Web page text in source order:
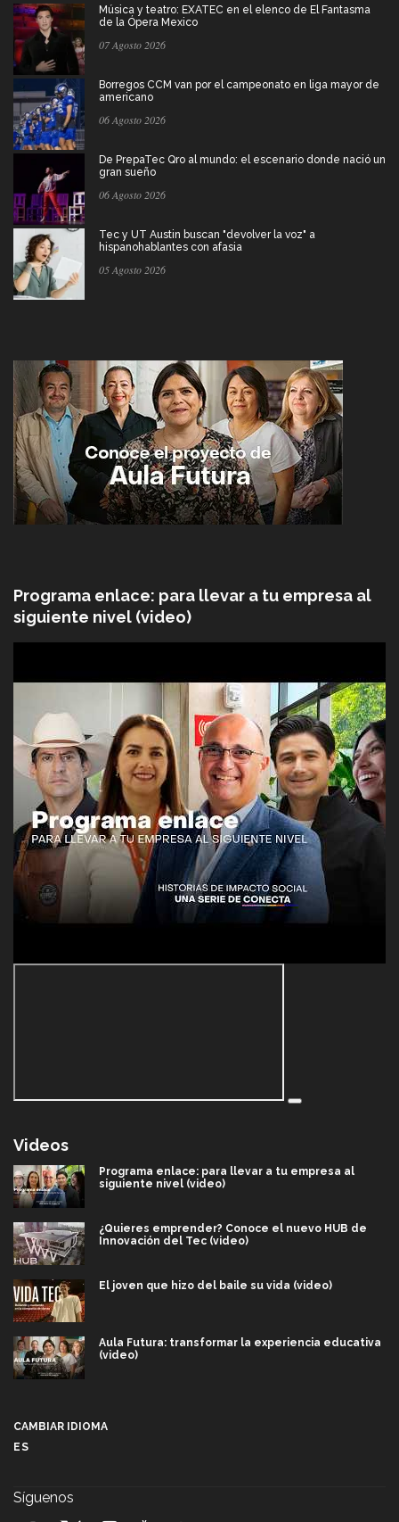
Música y teatro: EXATEC en el elenco de El Fantasma
de la Ópera Mexico
07 Agosto 2026
Borregos CCM van por el campeonato en liga mayor de
americano
06 Agosto 2026
De PrepaTec Qro al mundo: el escenario donde nació un
gran sueño
06 Agosto 2026
Tec y UT Austin buscan "devolver la voz" a
hispanohablantes con afasia
05 Agosto 2026
Programa enlace: para llevar a tu empresa al
siguiente nivel (video)
Videos
Programa enlace: para llevar a tu empresa al
siguiente nivel (video)
¿Quieres emprender? Conoce el nuevo HUB de
Innovación del Tec (video)
El joven que hizo del baile su vida (video)
Aula Futura: transformar la experiencia educativa
(video)
CAMBIAR IDIOMA
ES
Síguenos